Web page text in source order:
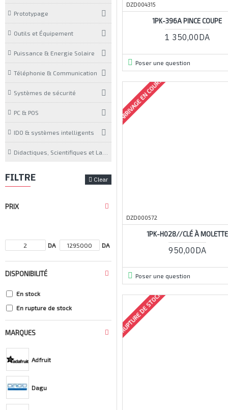
Prototypage
Outils et Équipement
Puissance & Energie Solaire
Téléphonie & Communication
Systèmes de sécurité
PC & POS
IDO & systèmes intelligents
FILTRE Clear
PRIX
DA DA
MARQUES
Adfruit
Dagu
DISPONIBILITÉ
En stock
En rupture de stock
DZD004315
1PK-396A PINCE COUPE
1 350,00DA
Poser une question
ARRIVAGE EN COURS
DZD000572
1PK-H028//CLÉ À MOLETTE
950,00DA
Poser une question
RUPTURE DE STOCK